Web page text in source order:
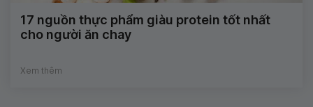
17 nguồn thực phẩm giàu protein tốt nhất
cho người ăn chay
Xem thêm